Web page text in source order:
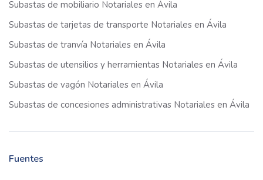
Subastas de mobiliario Notariales en Ávila
Subastas de tarjetas de transporte Notariales en Ávila
Subastas de tranvía Notariales en Ávila
Subastas de utensilios y herramientas Notariales en Ávila
Subastas de vagón Notariales en Ávila
Subastas de concesiones administrativas Notariales en Ávila
Fuentes